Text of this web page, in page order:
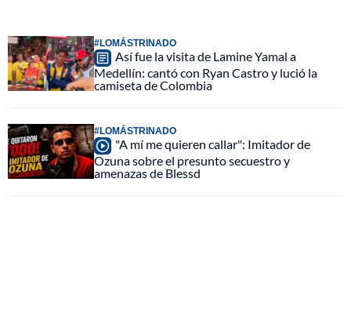
#LOMÁSTRINADO
Así fue la visita de Lamine Yamal a
Medellín: cantó con Ryan Castro y lució la
camiseta de Colombia
#LOMÁSTRINADO
"A mí me quieren callar": Imitador de
Ozuna sobre el presunto secuestro y
amenazas de Blessd